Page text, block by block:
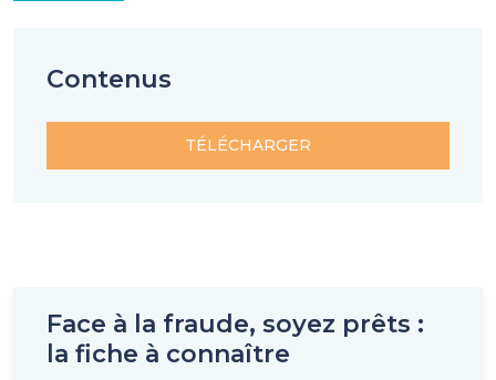
Contenus
Face à la fraude, soyez prêts :
la fiche à connaître